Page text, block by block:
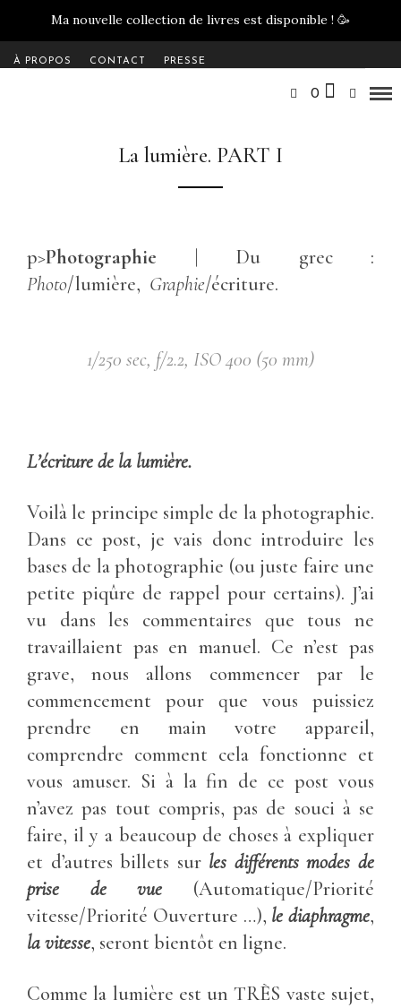
Ma nouvelle collection de livres est disponible ! 🥳
À PROPOS CONTACT PRESSE
0
La lumière. PART I
p>Photographie | Du grec :
Photo/lumière, Graphie/écriture.
1/250 sec, f/2.2, ISO 400 (50 mm)
L’écriture de la lumière.
Voilà le principe simple de la photographie.
Dans ce post, je vais donc introduire les
bases de la photographie (ou juste faire une
petite piqûre de rappel pour certains). J’ai
vu dans les commentaires que tous ne
travaillaient pas en manuel. Ce n’est pas
grave, nous allons commencer par le
commencement pour que vous puissiez
prendre en main votre appareil,
comprendre comment cela fonctionne et
vous amuser. Si à la fin de ce post vous
n’avez pas tout compris, pas de souci à se
faire, il y a beaucoup de choses à expliquer
et d’autres billets sur les différents modes de
prise de vue (Automatique/Priorité
vitesse/Priorité Ouverture …), le diaphragme,
la vitesse, seront bientôt en ligne.
Comme la lumière est un TRÈS vaste sujet,